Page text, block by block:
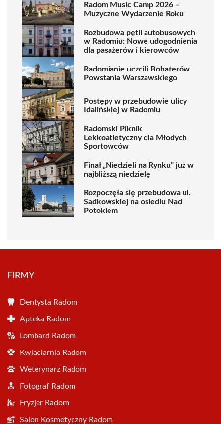
Radom Music Camp 2026 –
Muzyczne Wydarzenie Roku
Rozbudowa pętli autobusowych
w Radomiu: Nowe udogodnienia
dla pasażerów i kierowców
Radomianie uczcili Bohaterów
Powstania Warszawskiego
Postępy w przebudowie ulicy
Idalińskiej w Radomiu
Radomski Piknik
Lekkoatletyczny dla Młodych
Sportowców
Finał „Niedzieli na Rynku” już w
najbliższą niedzielę
Rozpoczęła się przebudowa ul.
Sadkowskiej na osiedlu Nad
Potokiem
FIRMY
Dentysta Radom
Apteka Radom
Lombard Radom
Kwiaciarnia Radom
Weterynarz Radom
Fotograf Radom
Fryzjer Radom
Salon Kosmetyczny Radom